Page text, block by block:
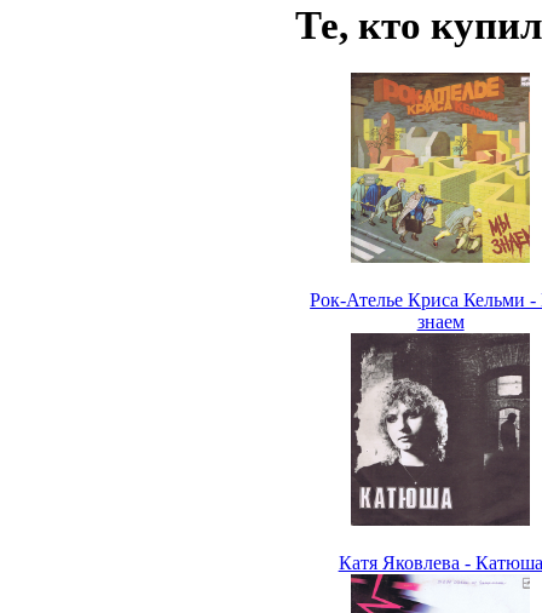
Те, кто
Рок-Ателье Криса Кельми
знаем
Катя Яковлева - Катюша